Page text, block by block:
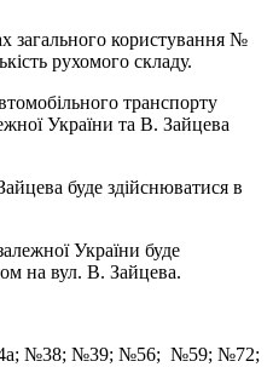
загального користування №
рухомого складу.
транспорту
України та В. Зайцева
буде здійснюватися в
України буде
на вул. В. Зайцева.
№38; №39; №56; №59; №72;